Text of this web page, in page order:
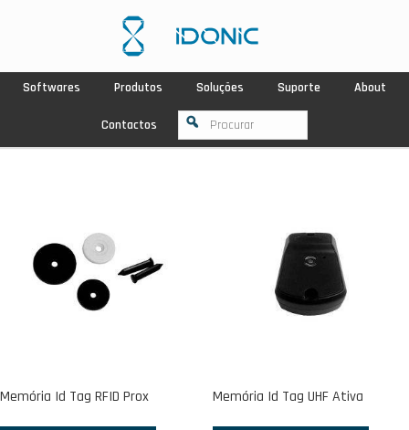
Softwares Produtos Soluções Suporte About
Contactos
Memória Id Tag RFID Prox Memória Id Tag UHF Ativa